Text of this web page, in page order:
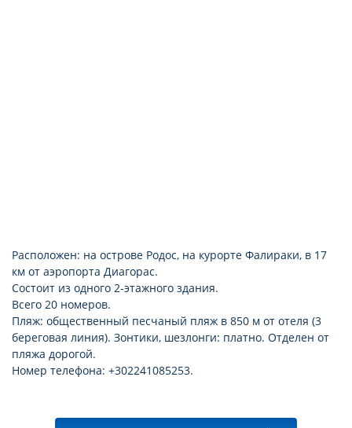
Расположен: на острове Родос, на курорте Фалираки, в 17
км от аэропорта Диагорас.
Состоит из одного 2-этажного здания.
Всего 20 номеров.
Пляж: общественный песчаный пляж в 850 м от отеля (3
береговая линия). Зонтики, шезлонги: платно. Отделен от
пляжа дорогой.
Номер телефона: +302241085253.